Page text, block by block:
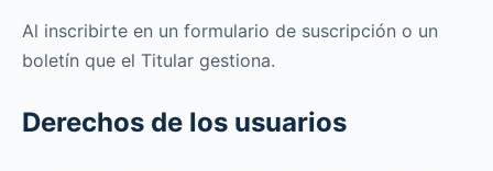
Al inscribirte en un formulario de suscripción o un
boletín que el Titular gestiona.
Derechos de los usuarios